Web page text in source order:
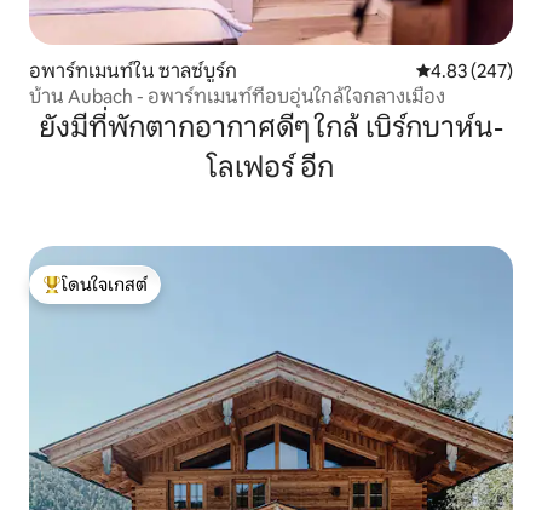
อพาร์ทเมนท์ใน ซาลซ์บูร์ก คะแนนเฉลี่ย
4.83 (247)
บ้าน Aubach - อพาร์ทเมนท์ที่อบอุ่นใกล้ใจกลางเมือง
ยังมีที่พักตากอากาศดีๆ ใกล้ เบิร์กบาห์น-
โลเฟอร์ อีก
โดนใจเกสต์ที่สุด
โดนใจเกสต์